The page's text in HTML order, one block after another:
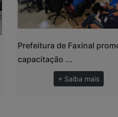
Prefeitura de Faxinal
capacitação ...
+ Saiba mais